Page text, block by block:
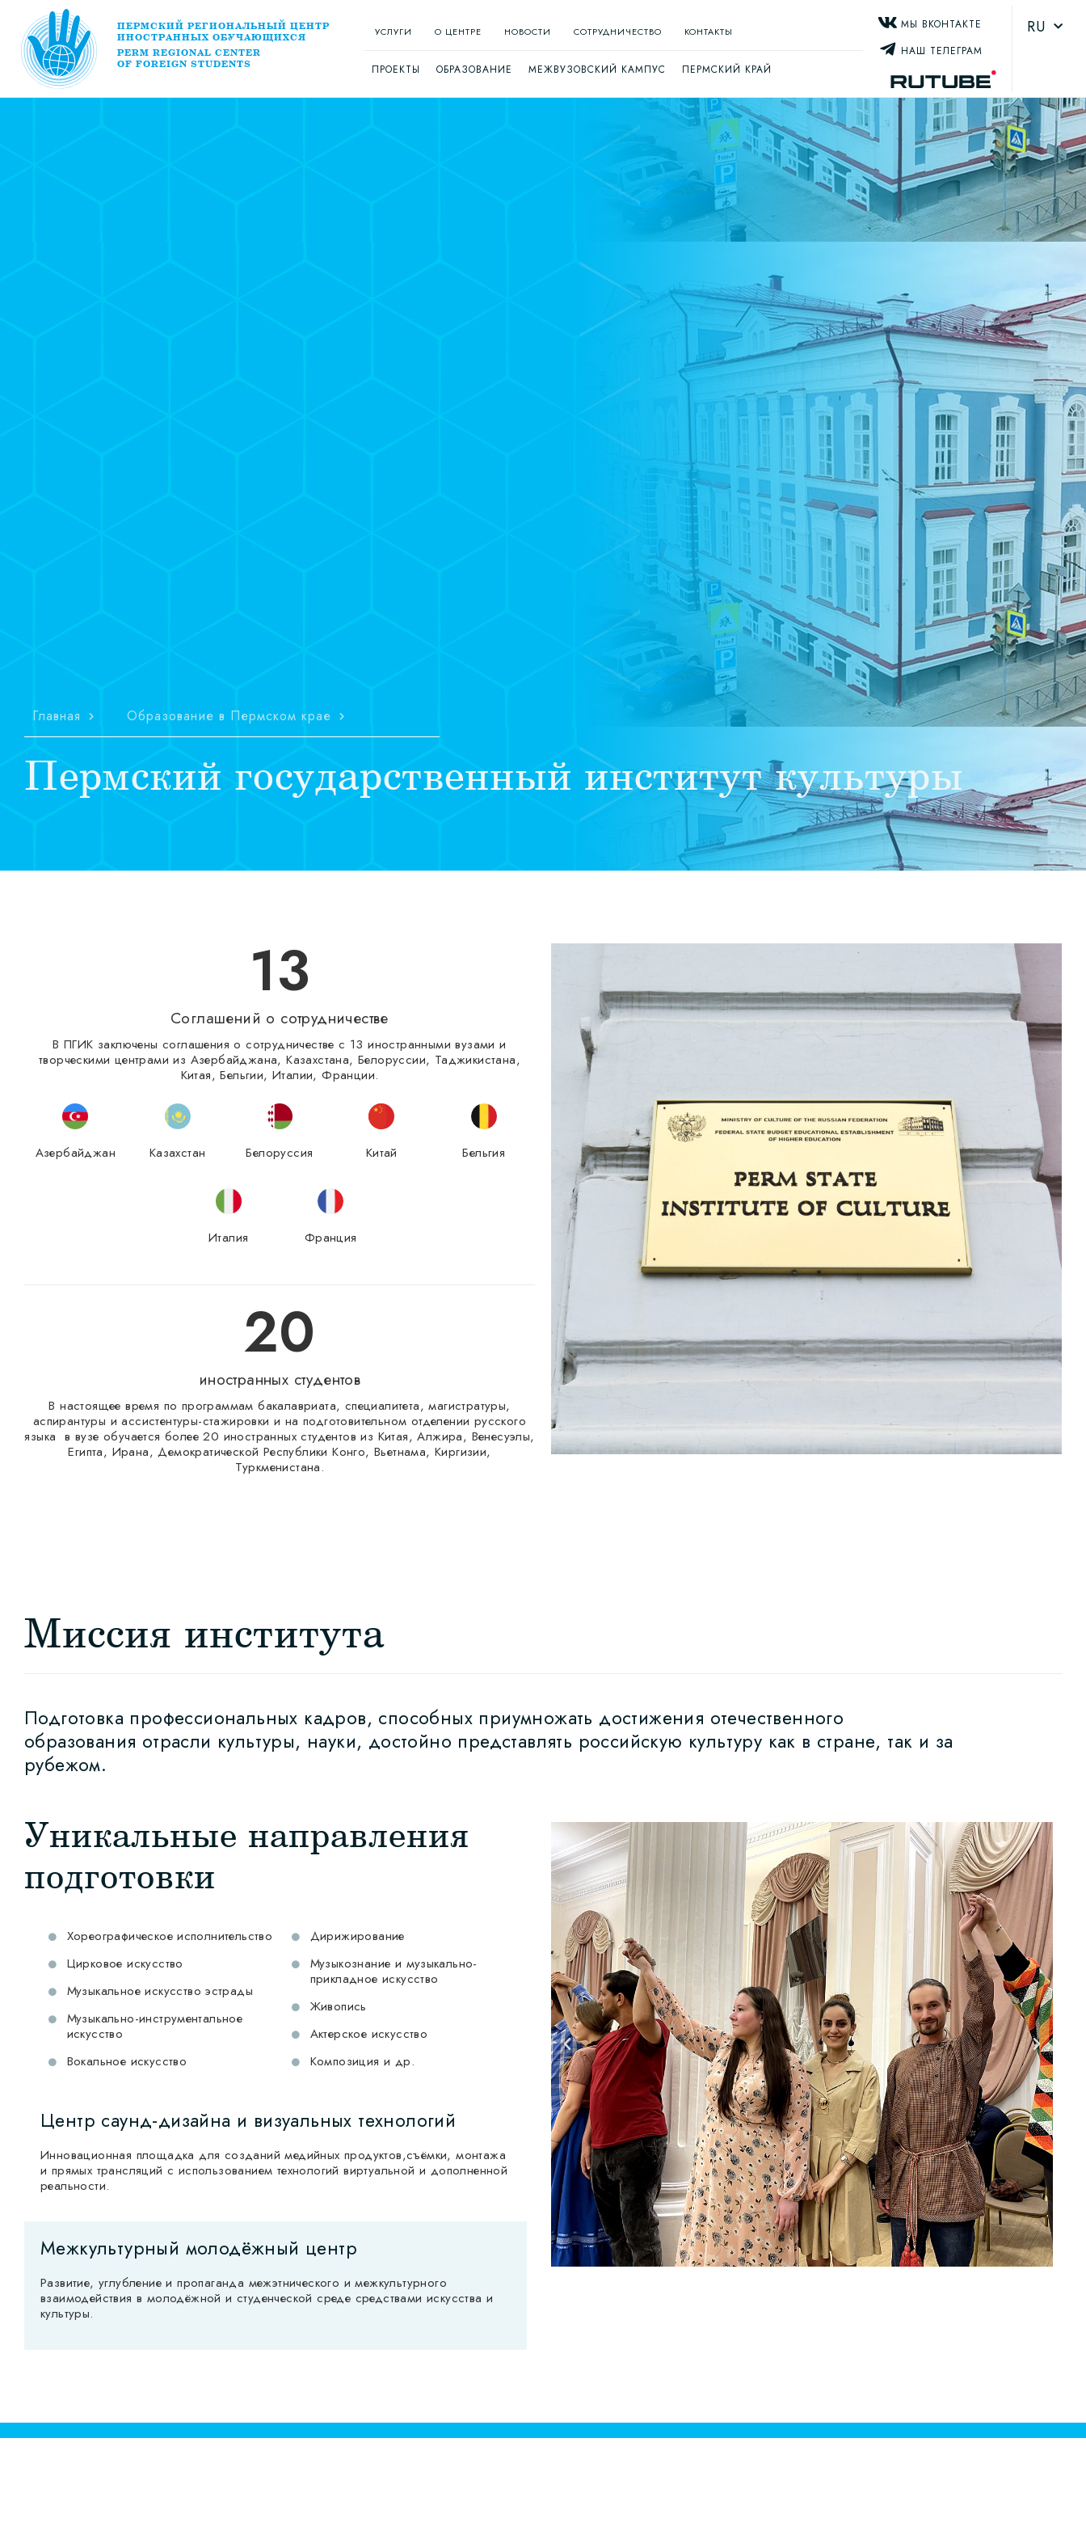
ПЕРМСКИЙ РЕГИОНАЛЬНЫЙ ЦЕНТР
ИНОСТРАННЫХ ОБУЧАЮЩИХСЯ
PERM REGIONAL CENTER
OF FOREIGN STUDENTS
УСЛУГИ О ЦЕНТРЕ НОВОСТИ СОТРУДНИЧЕСТВО КОНТАКТЫ
ПРОЕКТЫ ОБРАЗОВАНИЕ МЕЖВУЗОВСКИЙ КАМПУС ПЕРМСКИЙ КРАЙ
МЫ ВКОНТАКТЕ
НАШ ТЕЛЕГРАМ
RU
Главная Образование в Пермском крае
Пермский государственный институт культуры
13
Соглашений о сотрудничестве
В ПГИК заключены соглашения о сотрудничестве с 13 иностранными вузами и
творческими центрами из Азербайджана, Казахстана, Белоруссии, Таджикистана,
Китая, Бельгии, Италии, Франции.
Азербайджан Казахстан Белоруссия Китай Бельгия
Италия Франция
20
иностранных студентов
В настоящее время по программам бакалавриата, специалитета, магистратуры,
аспирантуры и ассистентуры-стажировки и на подготовительном отделении русского
языка в вузе обучается более 20 иностранных студентов из Китая, Алжира, Венесуэлы,
Египта, Ирана, Демократической Республики Конго, Вьетнама, Киргизии,
Туркменистана.
Миссия института
Подготовка профессиональных кадров, способных приумножать достижения отечественного
образования отрасли культуры, науки, достойно представлять российскую культуру как в стране, так и за
рубежом.
Уникальные направления
подготовки
Хореографическое исполнительство
Цирковое искусство
Музыкальное искусство эстрады
Музыкально-инструментальное
искусство
Вокальное искусство
Дирижирование
Музыкознание и музыкально-
прикладное искусство
Живопись
Актерское искусство
Композиция и др.
Центр саунд-дизайна и визуальных технологий
Инновационная площадка для созданий медийных продуктов,съёмки, монтажа
и прямых трансляций с использованием технологий виртуальной и дополненной
реальности.
Межкультурный молодёжный центр
Развитие, углубление и пропаганда межэтнического и межкультурного
взаимодействия в молодёжной и студенческой среде средствами искусства и
культуры.